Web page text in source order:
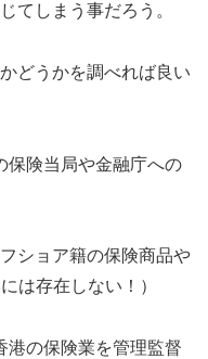
てしまう事だろう。
どうかを調べれば良い
保険当局や金融庁への
ショア籍の保険商品や
は存在しない！）
港の保険業を管理監督